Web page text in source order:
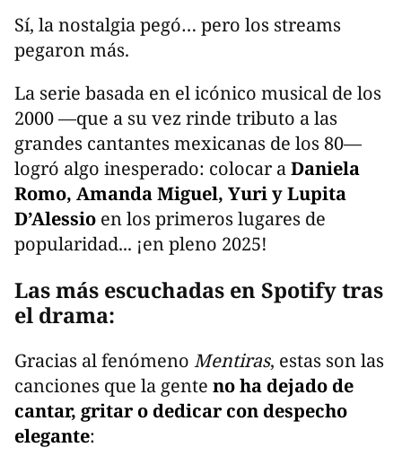
Sí, la nostalgia pegó… pero los streams
pegaron más.
La serie basada en el icónico musical de los
2000 —que a su vez rinde tributo a las
grandes cantantes mexicanas de los 80—
logró algo inesperado: colocar aDaniela
Romo, Amanda Miguel, Yuri y Lupita
D’Alessio en los primeros lugares de
popularidad... ¡en pleno 2025!
Las más escuchadas en Spotify tras
el drama:
Gracias al fenómeno Mentiras, estas son las
canciones que la gente no ha dejado de
cantar, gritar o dedicar con despecho
elegante: